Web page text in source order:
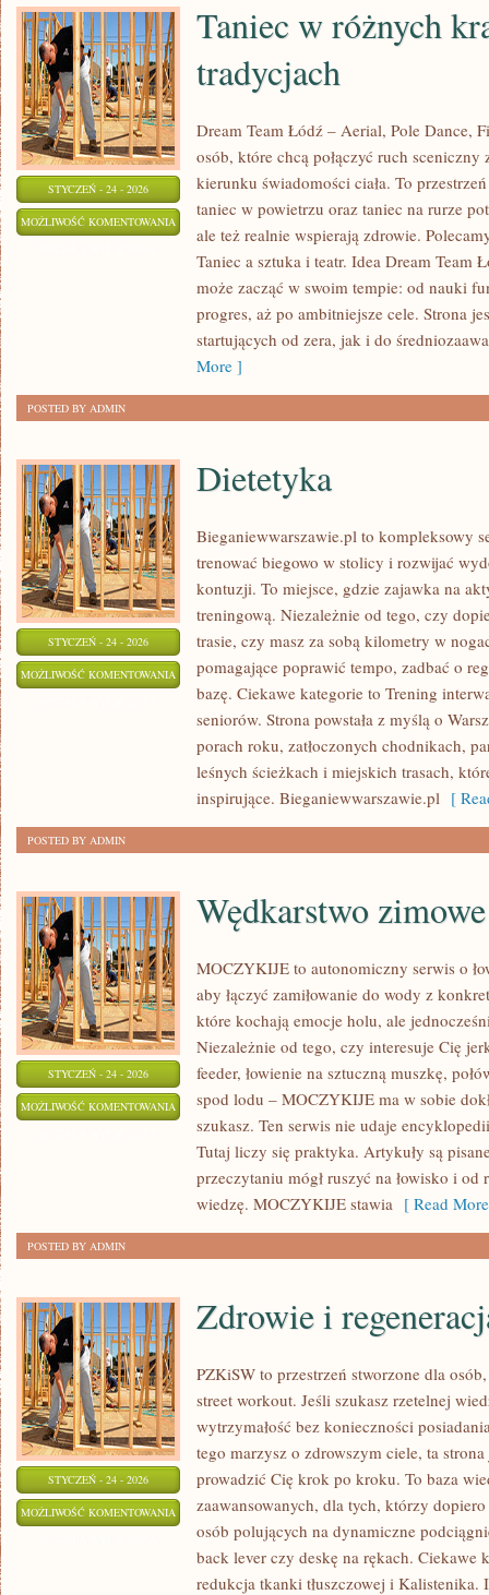
STYCZEŃ - 24 - 2026
MOŻLIWOŚĆ KOMENTOWANIA
Taniec w różnych
tradycjach
Dream Team Łódź – Aerial, Pole Dance,
osób, które chcą połączyć ruch
kierunku świadomości ciała. To
taniec w powietrzu oraz taniec na rurze
ale też realnie wspierają zdrowie.
Taniec a sztuka i teatr. Idea Dream Team
może zacząć w swoim tempie: od nauki
progres, aż po ambitniejsze cele. Strona
startujących od zera, jak i do
More ]
POSTED BY ADMIN
STYCZEŃ - 24 - 2026
MOŻLIWOŚĆ KOMENTOWANIA DIETETYKA
Dietetyka
Bieganiewwarszawie.pl to kompleksowy
trenować biegowo w stolicy i rozwijać
kontuzji. To miejsce, gdzie zajawka na
treningową. Niezależnie od tego, czy
trasie, czy masz za sobą kilometry w
pomagające poprawić tempo, zadbać o
bazę. Ciekawe kategorie to Trening
seniorów. Strona powstała z myślą o
porach roku, zatłoczonych chodnikach,
leśnych ścieżkach i miejskich trasach,
inspirujące. Bieganiewwarszawie.pl [
POSTED BY ADMIN
STYCZEŃ - 24 - 2026
MOŻLIWOŚĆ KOMENTOWANIA WĘDKARSTWO
ZIMOWE
Wędkarstwo zimowe
MOCZYKIJE to autonomiczny serwis o
aby łączyć zamiłowanie do wody z
które kochają emocje holu, ale
Niezależnie od tego, czy interesuje Cię
feeder, łowienie na sztuczną muszkę,
spod lodu – MOCZYKIJE ma w sobie
szukasz. Ten serwis nie udaje
Tutaj liczy się praktyka. Artykuły są
przeczytaniu mógł ruszyć na łowisko i
wiedzę. MOCZYKIJE stawia [ Read
POSTED BY ADMIN
STYCZEŃ - 24 - 2026
MOŻLIWOŚĆ KOMENTOWANIA ZDROWIE
REGENERACJA
Zdrowie i
PZKiSW to przestrzeń stworzone dla
street workout. Jeśli szukasz rzetelnej
wytrzymałość bez konieczności
tego marzysz o zdrowszym ciele, ta
prowadzić Cię krok po kroku. To baza
zaawansowanych, dla tych, którzy
osób polujących na dynamiczne
back lever czy deskę na rękach. Ciekawe
redukcja tkanki tłuszczowej i Kalistenika.